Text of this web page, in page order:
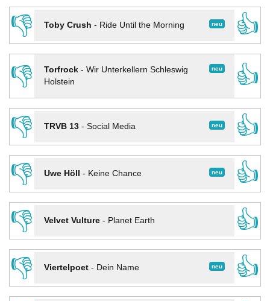
👎
neu
Toby Crush - Ride Until the Morning
👍
👎
neu
Torfrock- Wir Unterkellern Schleswig
Holstein
👍
👎
neu
TRVB 13- Social Media
👍
👎
neu
Uwe Höll - Keine Chance
👍
👎
Velvet Vulture- Planet Earth
👍
👎
neu
Viertelpoet- Dein Name
👍